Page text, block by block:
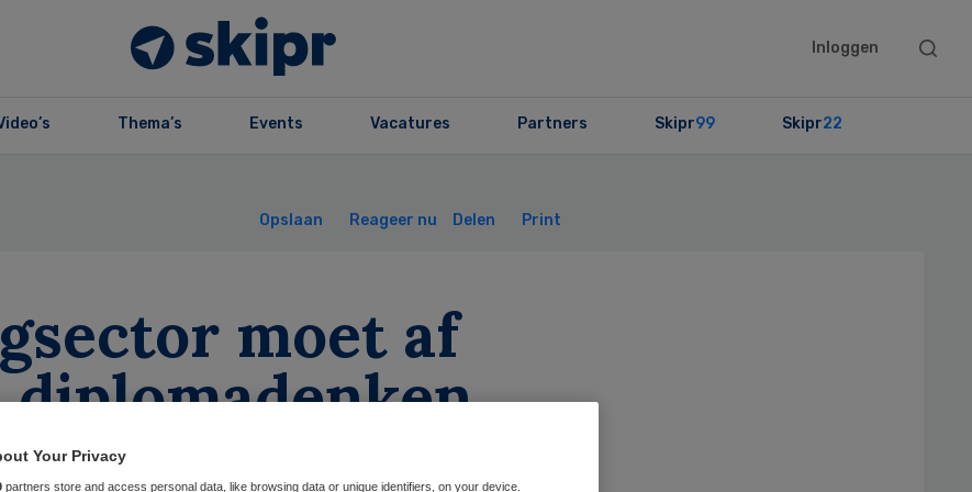
Inloggen
Search
Thema’s Events Vacatures Partners Skipr99 Skipr22
Opslaan Reageer nu Delen Print
moet af
diplomadenken
Your Privacy
partners store and access personal data, like browsing data or unique identifiers, on your device.